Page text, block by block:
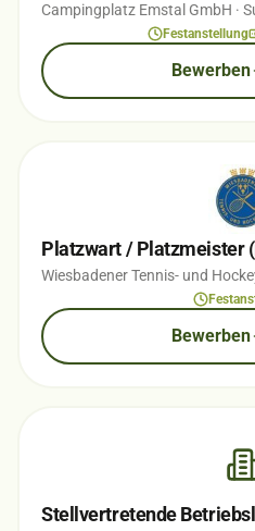
Campingplatz Emstal GmbH ·
Festanstellung
Bewerben
Wiesbadener Tennis- und
Bewerben